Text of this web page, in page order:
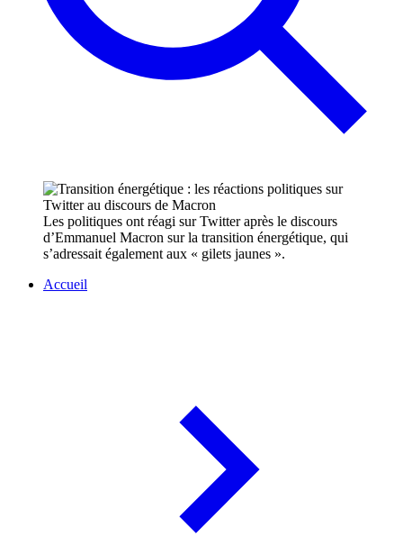
Les politiques ont réagi sur Twitter après le discours
d’Emmanuel Macron sur la transition énergétique, qui
s’adressait également aux « gilets jaunes ».
Accueil